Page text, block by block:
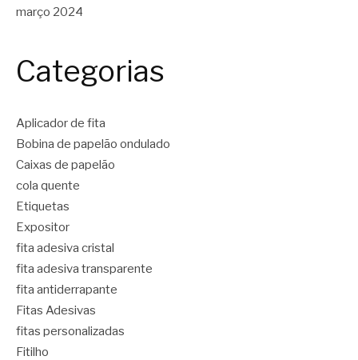
março 2024
Categorias
Aplicador de fita
Bobina de papelão ondulado
Caixas de papelão
cola quente
Etiquetas
Expositor
fita adesiva cristal
fita adesiva transparente
fita antiderrapante
Fitas Adesivas
fitas personalizadas
Fitilho